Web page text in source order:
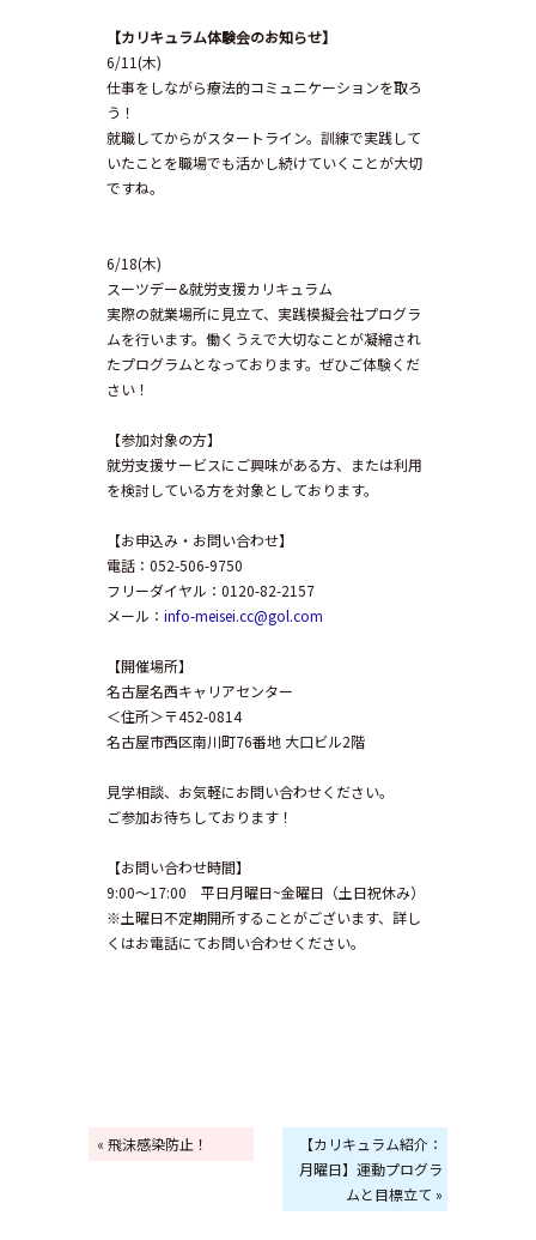
【カ リキュラム体験会のお知らせ】
6/11(木)
仕事をしながら療法的コミュニケーションを取ろ
う！
就職してからがスタートライン。訓練で実践して
いたことを職場でも活かし続けていくことが大切
ですね。
6/18(木)
スーツデー&就労支援カリキュラム
実際の就業場所に見立て、実践模擬会社プログラ
ムを行います。働くうえで大切なことが凝縮され
たプログラムとなっております。ぜひご体験くだ
さい！
【参加対象の方】
就労支援サービスにご興味がある方、または利用
を検討している方を対象としております。
【お申込み・お問い合わせ】
電話：052-506-9750
フリーダイヤル：0120-82-2157
メール： info-meisei.cc@gol.com
【開催場所】
名古屋名西キャリアセンター
＜住所＞〒452-0814
名古屋市西区南川町76番地 大口ビル2階
見学相談、お気軽にお問い合わせください。
ご参加お待ちしております！
【お問い合わせ時間】
9:00～17:00 平日月曜日~金曜日（土日祝休み）
※土曜日不定期開所することがございます、詳し
くはお電話にてお問い合わせください。
« 飛沫感染防止！
【カリキュラム紹介：
月曜日】運動プログラ
ムと目標立て »